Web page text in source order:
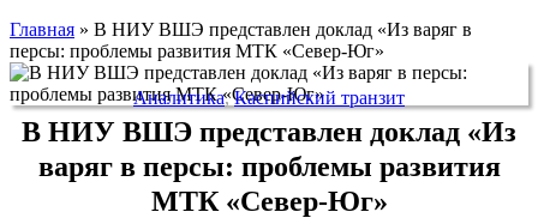
Главная » В НИУ ВШЭ представлен доклад «Из варяг в
персы: проблемы развития МТК «Север-Юг»
Аналитика,Каспийский транзит
В НИУ ВШЭ представлен доклад «Из
варяг в персы: проблемы развития
МТК «Север-Юг»